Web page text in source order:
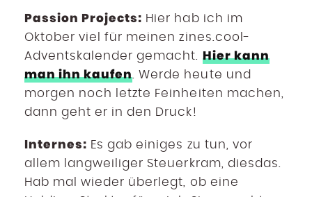
Passion Projects: Hier hab ich im
Oktober viel für meinen zines.cool-
Adventskalender gemacht. Hier kann
man ihn kaufen . Werde heute und
morgen noch letzte Feinheiten machen,
dann geht er in den Druck!
Internes: Es gab einiges zu tun, vor
allem langweiliger Steuerkram, diesdas.
Hab mal wieder überlegt, ob eine